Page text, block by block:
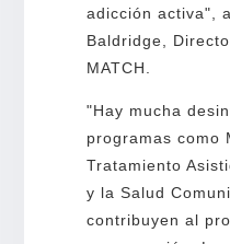
adicción activa",
Baldridge,
MATCH.
"Hay mucha
programas como
Tratamiento
y la Salud
contribuyen al